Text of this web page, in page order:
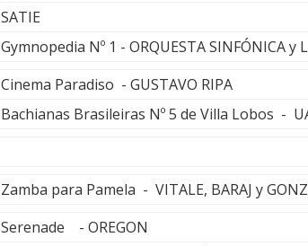
SATIE
Gymnopedia Nº 1 - ORQUESTA SINFÓNICA y
Cinema Paradiso - GUSTAVO RIPA
Bachianas Brasileiras Nº 5 de Villa Lobos -
Zamba para Pamela - VITALE, BARAJ y
Serenade - OREGON